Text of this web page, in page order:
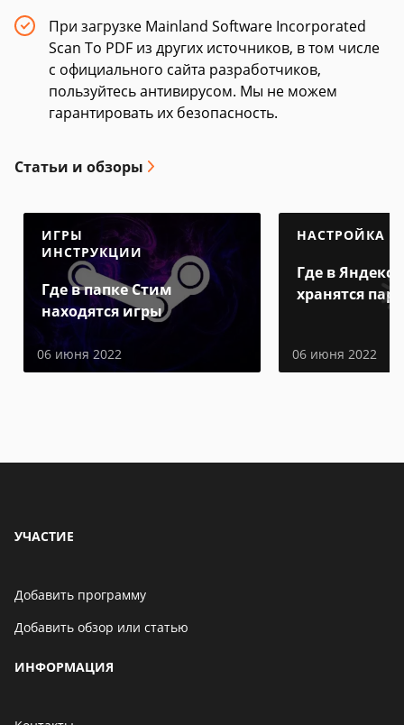
При загрузке Mainland Software Incorporated
Scan To PDF из других источников, в том числе
с официального сайта разработчиков,
пользуйтесь антивирусом. Мы не можем
гарантировать их безопасность.
Статьи и обзоры
ИГРЫ
ИНСТРУКЦИИ
Где в папке Стим
находятся игры
06 июня 2022
НАСТРОЙКА
Где в Яндекс
хранятся
06 июня 2022
УЧАСТИЕ
Добавить программу
Добавить обзор или статью
ИНФОРМАЦИЯ